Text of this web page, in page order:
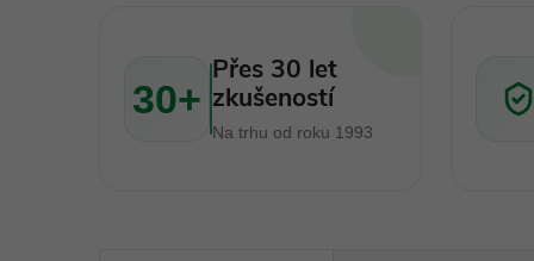
30+
Přes 30 let
zkušeností
Na trhu od roku 1993